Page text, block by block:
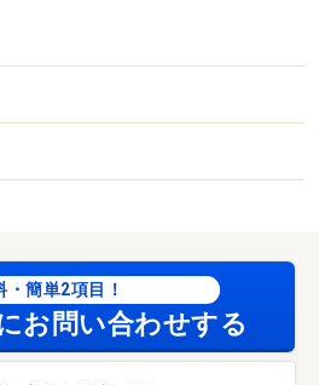
・簡単2項目！
お問い合わせする